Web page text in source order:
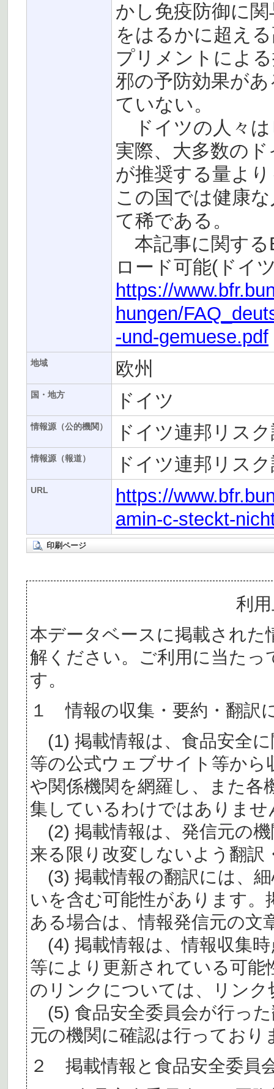
かし免疫防御に
をはるかに超え
プリメントによ
邪の予防効果が
ていない。
ドイツの人々は
実際、大多数の
が推奨する量よ
この国では健康
て稀である。
本記事に関する
ロード可能(ドイ
https://
hungen/
-und-gemuese.pdf
地域 欧州
国・地方 ドイツ
情報源（公的機関） ドイツ連邦リス
情報源（報道） ドイツ連邦リス
URL
https://
amin-c-steckt-
印刷ページ
利
本データベースに掲載された
解ください。ご利用に当た
す。
１ 情報の収集・要約・翻訳
(1) 掲載情報は、食品安全
等の公式ウェブサイト等か
や関係機関を網羅し、また各
集しているわけではありませ
(2) 掲載情報は、発信元の
来る限り改変しないよう翻訳
(3) 掲載情報の翻訳には、
いを含む可能性があります。
ある場合は、情報発信元の文
(4) 掲載情報は、情報収集
等により更新されている可
のリンクについては、リン
(5) 食品安全委員会が行っ
元の機関に確認は行っており
２ 掲載情報と食品安全委員